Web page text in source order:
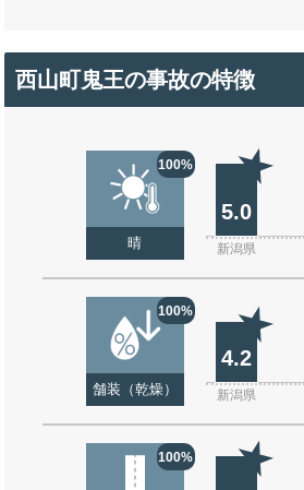
西山町鬼王の事故の特徴
100%
晴
5.0
新潟県
100%
舗装（乾燥）
4.2
新潟県
100%